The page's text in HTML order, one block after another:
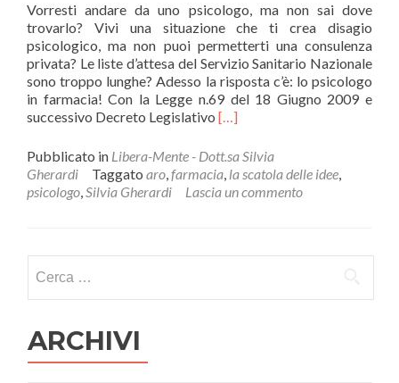
Vorresti andare da uno psicologo, ma non sai dove
trovarlo? Vivi una situazione che ti crea disagio
psicologico, ma non puoi permetterti una consulenza
privata? Le liste d’attesa del Servizio Sanitario Nazionale
sono troppo lunghe? Adesso la risposta c’è: lo psicologo
in farmacia! Con la Legge n.69 del 18 Giugno 2009 e
successivo Decreto Legislativo Leggi
piùLO
PSICOLOGO
IN
[…]
Pubblicato in Libera-Mente - Dott.sa Silvia
Gherardi
Taggato aro,farmacia, la scatola delle idee,
psicologo,Silvia Gherardi Lascia un commento
ARCHIVI